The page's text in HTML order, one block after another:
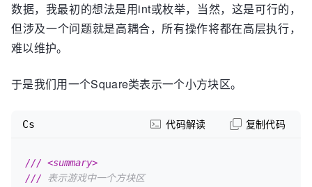
数据，我最初的想法是用int或枚举，当然，这是可行的，
但涉及一个问题就是高耦合，所有操作将都在高层执行，
难以维护。
于是我们用一个Square类表示一个小方块区。
/// <summary>
/// 表示游戏中一个方块区
Cs 代码解读 复制代码